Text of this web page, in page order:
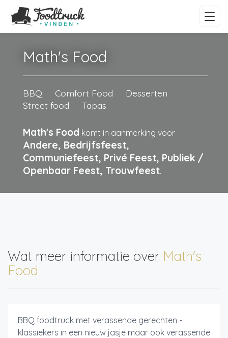
Math's Food
BBQ Comfort Food
Desserten
Street food
Tapas
Math's Food komt in aanmerking voor
Andere, Bedrijfsfeest,
Communiefeest, Privé Feest, Publiek /
Openbaar Feest, Trouwfeest.
Wat meer informatie over Math's
Food
BBQ foodtruck met verassende gerechten -
klassiekers in een nieuw jasje maar ook verassende